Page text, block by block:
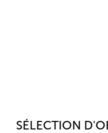
SÉLECTION